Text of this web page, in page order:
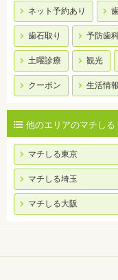
ネット予約あり
歯石取り 予防歯
土曜診療 観光
クーポン 生活情報
他のエリアのマチしる
マチしる東京
マチしる埼玉
マチしる大阪